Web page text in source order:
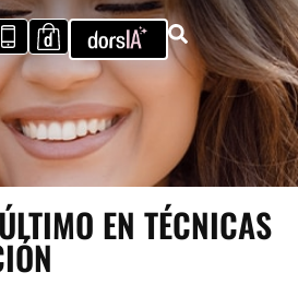
EN TÉCNICAS